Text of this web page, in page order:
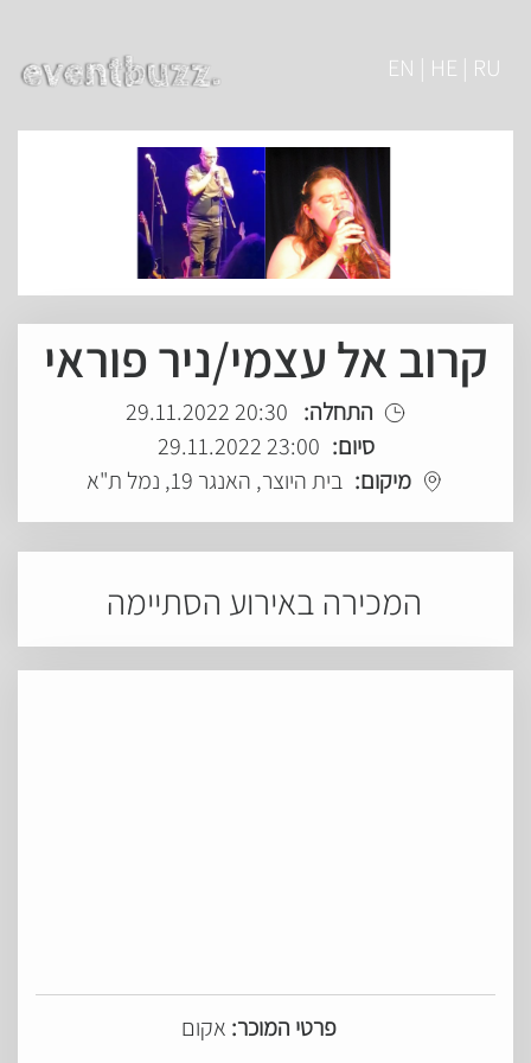
EN | HE | RU
קרוב אל עצמי/ניר פוראי
התחלה: 20:30 29.11.2022
סיום: 23:00 29.11.2022
מיקום: בית היוצר, האנגר 19, נמל ת"א
המכירה באירוע הסתיימה
פרטי המוכר: אקום